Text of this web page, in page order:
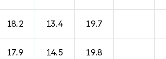
18.2 13.4 19.7
17.9 14.5 19.8